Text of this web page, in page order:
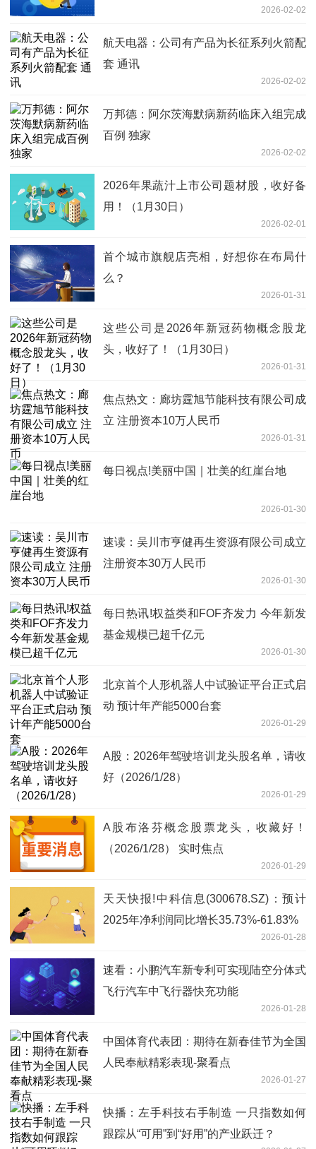
2026-02-02
航天电器：公司有产品为长征系列火箭配
套 通讯
2026-02-02
万邦德：阿尔茨海默病新药临床入组完成
百例 独家
2026-02-02
2026年果蔬汁上市公司题材股，收好备
用！（1月30日）
2026-02-01
首个城市旗舰店亮相，好想你在布局什
么？
2026-01-31
这些公司是2026年新冠药物概念股龙
头，收好了！（1月30日）
2026-01-31
焦点热文：廊坊霆旭节能科技有限公司成
立 注册资本10万人民币
2026-01-31
每日视点!美丽中国｜壮美的红崖台地
2026-01-30
速读：吴川市亨健再生资源有限公司成立
注册资本30万人民币
2026-01-30
每日热讯!权益类和FOF齐发力 今年新发
基金规模已超千亿元
2026-01-30
北京首个人形机器人中试验证平台正式启
动 预计年产能5000台套
2026-01-29
A股：2026年驾驶培训龙头股名单，请收
好（2026/1/28）
2026-01-29
A股布洛芬概念股票龙头，收藏好！
（2026/1/28） 实时焦点
2026-01-29
天天快报!中科信息(300678.SZ)：预计
2025年净利润同比增长35.73%-61.83%
2026-01-28
速看：小鹏汽车新专利可实现陆空分体式
飞行汽车中飞行器快充功能
2026-01-28
中国体育代表团：期待在新春佳节为全国
人民奉献精彩表现-聚看点
2026-01-27
快播：左手科技右手制造 一只指数如何
跟踪从“可用”到“好用”的产业跃迁？